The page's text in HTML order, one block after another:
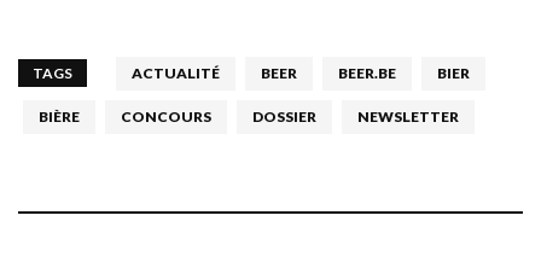
TAGS ACTUALITÉ BEER BEER.BE BIER
BIÈRE CONCOURS DOSSIER NEWSLETTER